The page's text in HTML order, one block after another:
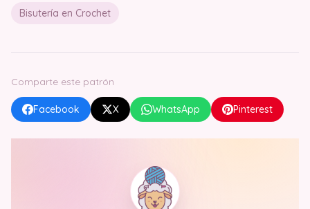
Bisutería en Crochet
Comparte este patrón
Facebook X WhatsApp Pinterest